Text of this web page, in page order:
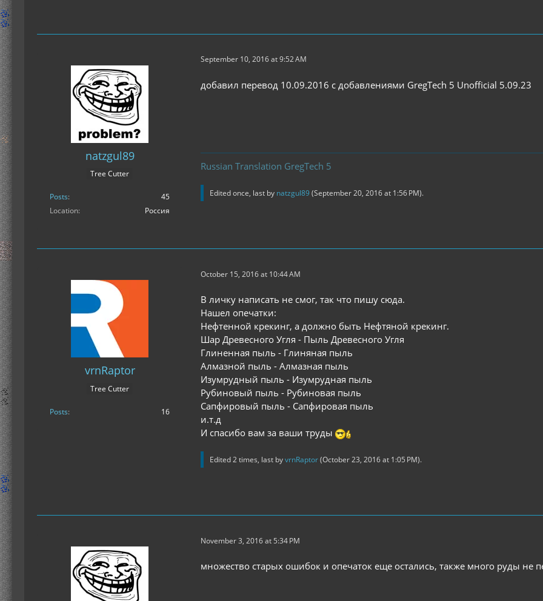
natzgul89
Tree Cutter
Posts
45
Location
Россия
September 10, 2016 at 9:52 AM
добавил перевод 10.09.2016 с добавлениями GregTech 5 Unofficial 5.09.23
Russian Translation GregTech 5
Edited once, last by natzgul89(September 20, 2016 at 1:56 PM).
vrnRaptor
Tree Cutter
Posts 16
October 15, 2016 at 10:44 AM
В личку написать не смог, так что пишу сюда.
Нашел опечатки:
Нефтенной крекинг, а должно быть Нефтяной крекинг.
Шар Древесного Угля - Пыль Древесного Угля
Глиненная пыль - Глиняная пыль
Алмазной пыль - Алмазная пыль
Изумрудный пыль - Изумрудная пыль
Рубиновый пыль - Рубиновая пыль
Сапфировый пыль - Сапфировая пыль
и.т.д
И спасибо вам за ваши труды
Edited 2 times, last byvrnRaptor(October 23, 2016 at 1:05 PM).
November 3, 2016 at 5:34 PM
множество старых ошибок и опечаток еще остались, также много руды не